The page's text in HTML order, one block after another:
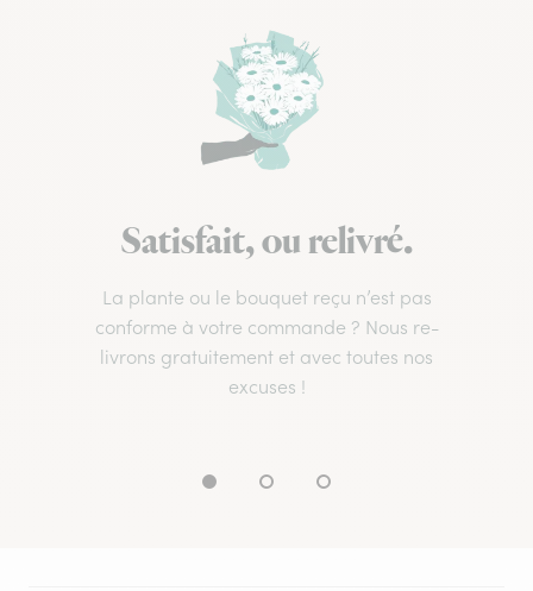
Satisfait, ou relivré.
La plante ou le bouquet reçu n’est pas
conforme à votre commande ? Nous re-
livrons gratuitement et avec toutes nos
excuses !